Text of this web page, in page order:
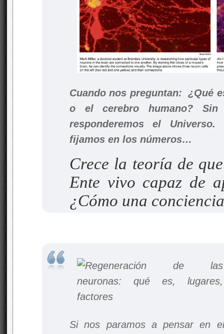
Cuando nos preguntan: ¿Qué
o el cerebro humano? Sin
responderemos el
fijamos en los números…
Crece la teoría de
Ente vivo capaz de
¿Cómo una
Si nos paramos a pensar en